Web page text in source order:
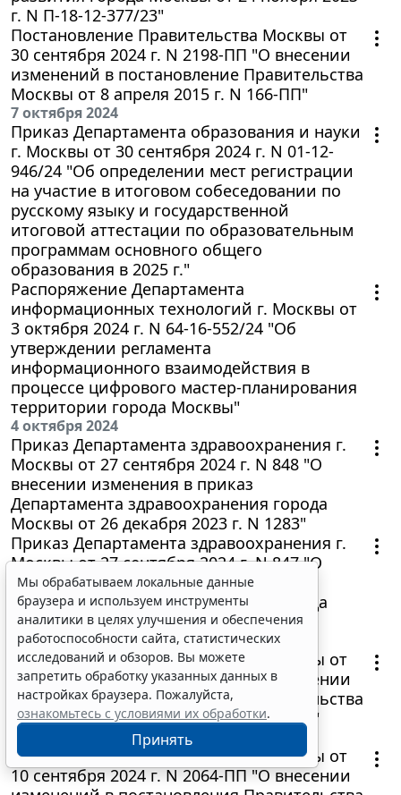
г. N П-18-12-377/23"
Постановление Правительства Москвы от
30 сентября 2024 г. N 2198-ПП "О внесении
изменений в постановление Правительства
Москвы от 8 апреля 2015 г. N 166-ПП"
7 октября 2024
Приказ Департамента образования и науки
г. Москвы от 30 сентября 2024 г. N 01-12-
946/24 "Об определении мест регистрации
на участие в итоговом собеседовании по
русскому языку и государственной
итоговой аттестации по образовательным
программам основного общего
образования в 2025 г."
Распоряжение Департамента
информационных технологий г. Москвы от
3 октября 2024 г. N 64-16-552/24 "Об
утверждении регламента
информационного взаимодействия в
процессе цифрового мастер-планирования
территории города Москвы"
4 октября 2024
Приказ Департамента здравоохранения г.
Москвы от 27 сентября 2024 г. N 848 "О
внесении изменения в приказ
Департамента здравоохранения города
Москвы от 26 декабря 2023 г. N 1283"
Приказ Департамента здравоохранения г.
Москвы от 27 сентября 2024 г. N 847 "О
внесении изменений в приказ
Департамента здравоохранения города
Москвы от 5 июня 2023 г. N 612"
2 октября 2024
Постановление Правительства Москвы от
24 сентября 2024 г. N 2171-ПП "О внесении
изменений в постановление Правительства
Москвы от 31 августа 2011 г. N 405-ПП"
30 сентября 2024
Постановление Правительства Москвы от
10 сентября 2024 г. N 2064-ПП "О внесении
Мы обрабатываем локальные данные
браузера и используем инструменты
аналитики в целях улучшения и обеспечения
работоспособности сайта, статистических
исследований и обзоров. Вы можете
запретить обработку указанных данных в
настройках браузера. Пожалуйста,
ознакомьтесь с условиями их обработки.
Принять